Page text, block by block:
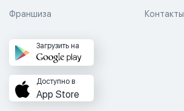
Контакты
Франшиза
Загрузить на
Доступно в
App Store